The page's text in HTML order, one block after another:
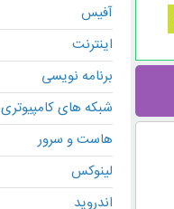
آفیس
اینترنت
برنامه نویسی
شبکه های کامپیوتری
هاست و سرور
لینوکس
اندروید